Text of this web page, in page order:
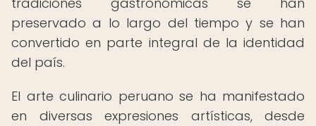
preservado a lo largo del tiempo y se han
convertido en parte integral de la identidad
del país.
El arte culinario peruano se ha manifestado
en diversas expresiones artísticas, desde